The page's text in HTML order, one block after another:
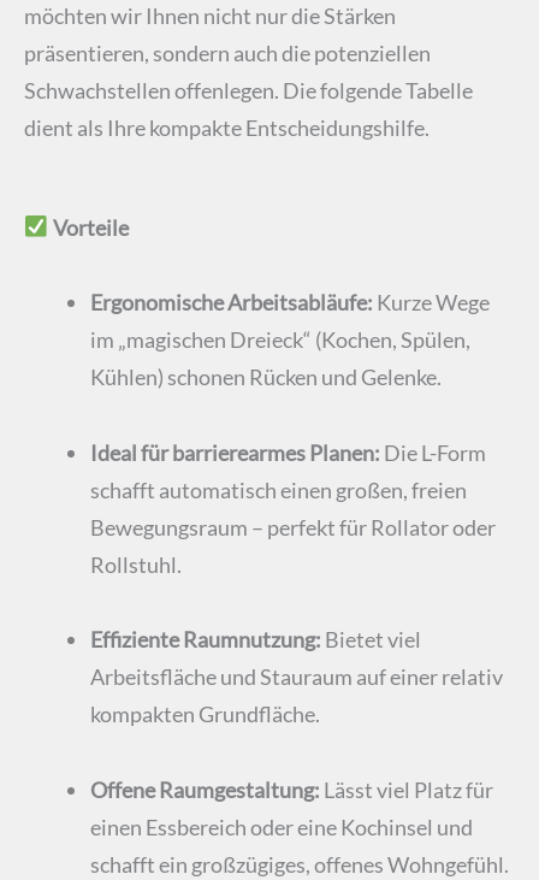
möchten wir Ihnen nicht nur die Stärken
präsentieren, sondern auch die potenziellen
Schwachstellen offenlegen. Die folgende Tabelle
dient als Ihre kompakte Entscheidungshilfe.
Vorteile
Ergonomische Arbeitsabläufe: Kurze Wege
im „magischen Dreieck“ (Kochen, Spülen,
Kühlen) schonen Rücken und Gelenke.
Ideal für barrierearmes Planen: Die L-Form
schafft automatisch einen großen, freien
Bewegungsraum – perfekt für Rollator oder
Rollstuhl.
Effiziente Raumnutzung: Bietet viel
Arbeitsfläche und Stauraum auf einer relativ
kompakten Grundfläche.
Offene Raumgestaltung: Lässt viel Platz für
einen Essbereich oder eine Kochinsel und
schafft ein großzügiges, offenes Wohngefühl.